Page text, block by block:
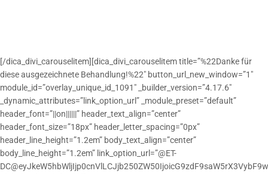
[/dica_divi_carouselitem][dica_divi_carouselitem title=”%22Danke für
diese ausgezeichnete Behandlung!%22″ button_url_new_window=”1″
module_id=”overlay_unique_id_1091″ _builder_version=”4.17.6″
_dynamic_attributes=”link_option_url” _module_preset=”default”
header_font=”||on||||||” header_text_align=”center”
header_font_size=”18px” header_letter_spacing=”0px”
header_line_height=”1.2em” body_text_align=”center”
body_line_height=”1.2em” link_option_url=”@ET-